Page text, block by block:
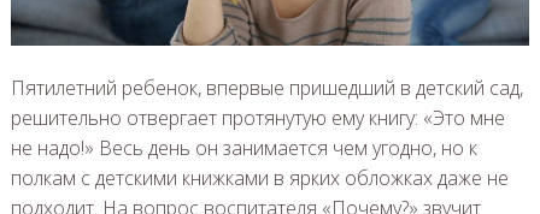
Пятилетний ребенок, впервые пришедший в детский сад,
решительно отвергает протянутую ему книгу: «Это мне
не надо!» Весь день он занимается чем угодно, но к
полкам с детскими книжками в ярких обложках даже не
подходит. На вопрос воспитателя «Почему?» звучит